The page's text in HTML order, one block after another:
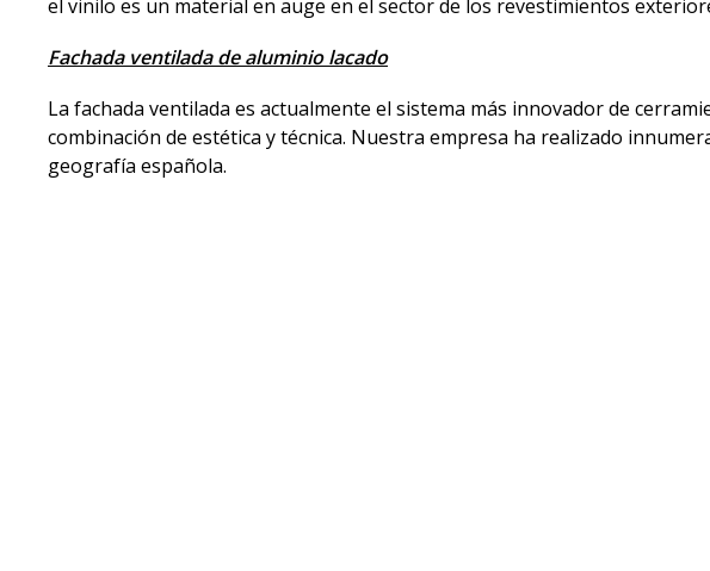
el vinilo es un material en auge en el sector de los revestimientos
Fachada ventilada de aluminio lacado
La fachada ventilada es actualmente el sistema más innovador de
combinación de estética y técnica. Nuestra empresa ha realizado
geografía española.